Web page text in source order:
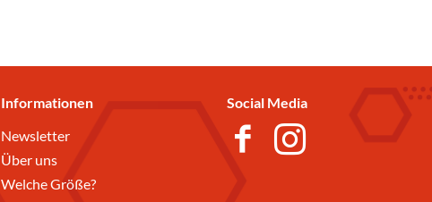
Informationen
Newsletter
Über uns
Welche Größe?
Social Media